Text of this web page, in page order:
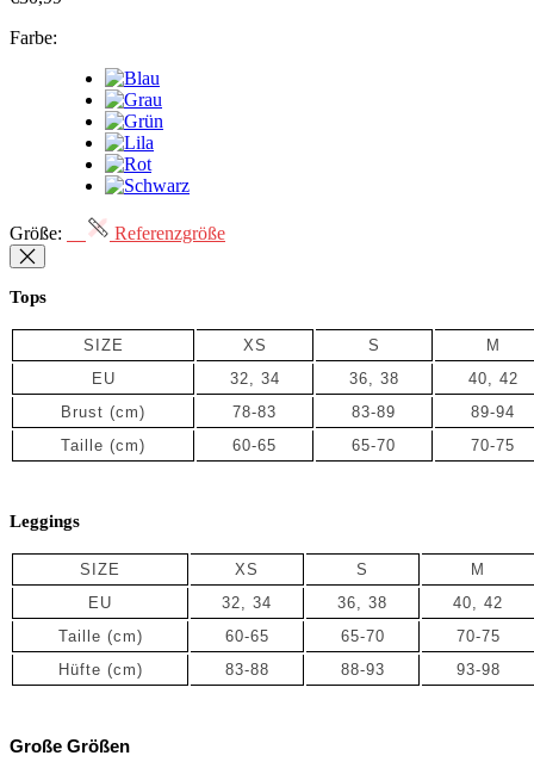
Farbe:
Größe: Referenzgröße
Tops
SIZE XS S
M
EU
32, 34 36, 38
40, 42
Brust (cm)
78-83 83-89
89-94
Taille (cm) 60-65 65-70 70-75
Leggings
SIZE XS S
M
EU
32, 34 36, 38
40, 42
Taille (cm)
60-65 65-70
70-75
Hüfte (cm)
83-88 88-93 93-98
Große Größen